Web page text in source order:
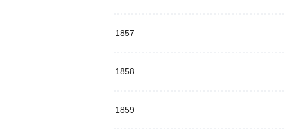
1857
1858
1859